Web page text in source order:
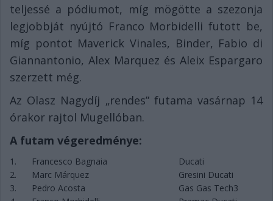
teljessé a pódiumot, míg mögötte a szezonja
legjobbját nyújtó Franco Morbidelli futott be,
míg pontot Maverick Vinales, Binder, Fabio di
Giannantonio, Alex Marquez és Aleix Espargaro
szerzett még.
Az Olasz Nagydíj „rendes” futama vasárnap 14
órakor rajtol Mugellóban.
A futam végeredménye:
1. Francesco Bagnaia
Ducati
2.
Marc Márquez
Gresini Ducati
3.
Pedro Acosta
Gas Gas Tech3